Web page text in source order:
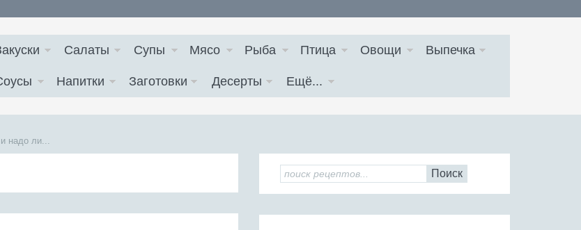
Салаты Супы Мясо Рыба Птица Овощи Выпечка
Напитки Заготовки Десерты Ещё...
надо ли...
Поиск